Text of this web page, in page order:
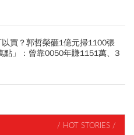
買？郭哲榮砸1億元掃1100張
點」：曾靠0050年賺1151萬、3
/ HOT STORIES /